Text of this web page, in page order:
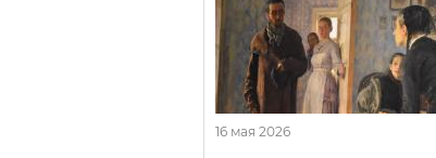
16 мая 2026